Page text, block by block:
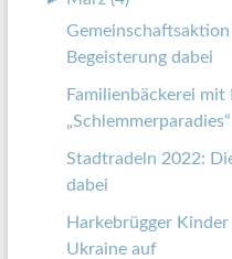
Begeisterung dabei
Familienbäckerei
„Schlemmerparadies“
Stadtradeln 2022:
dabei
Harkebrügger
Ukraine auf